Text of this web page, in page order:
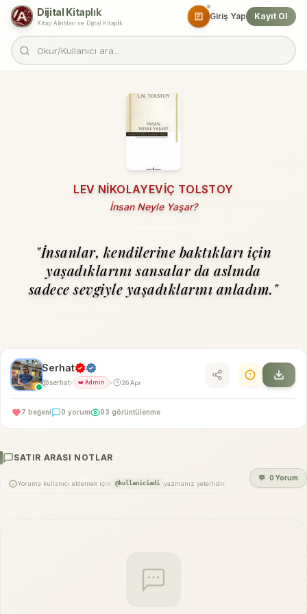
Dijital Kitaplık
Kitap Alıntıları ve Dijital Kitaplık
Giriş Yap Kayıt Ol
LEV NIKOLAYEVIÇ TOLSTOY
İnsan Neyle Yaşar?
"İnsanlar, kendilerine baktıkları için
yaşadıklarını sansalar da aslında
sadece sevgiyle yaşadıklarını anladım."
Serhat
@serhat• 👑 Admin • 26 Apr
7 beğeni 0 yorum 93 görüntülenme
SATIR ARASI NOTLAR
Yoruma kullanıcı eklemek için @kullaniciadi yazmanız yeterlidir.
💬 0 Yorum